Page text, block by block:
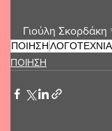
Γιούλη Σκορδάκη
ΠΟΙΗΣΗΛΟΓΟΤΕΧΝΙΑ
ΠΟΙΗΣΗ